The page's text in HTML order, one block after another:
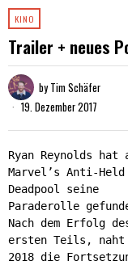
KINO
Trailer + neues
byTim Schäfer
19. Dezember 2017
Ryan Reynolds hat
Marvel’s Anti-Held
Deadpool seine
Paraderolle
Nach dem Erfolg
ersten Teils, naht
2018 die